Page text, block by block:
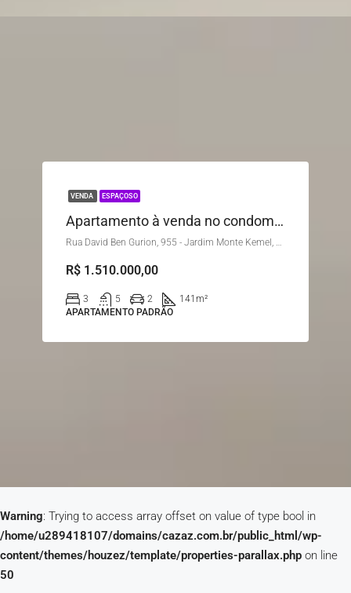
VENDA ESPAÇOSO
Apartamento à venda no condomínio Paulistano
Rua David Ben Gurion, 955 - Jardim Monte Kemel, São Paulo - SP, Brasil
R$ 1.510.000,00
3 5 2 141 m²
APARTAMENTO PADRÃO
Warning: Trying to access array offset on value of type bool in
/home/u289418107/domains/cazaz.com.br/public_html/wp-
content/themes/houzez/template/properties-parallax.php on line
50